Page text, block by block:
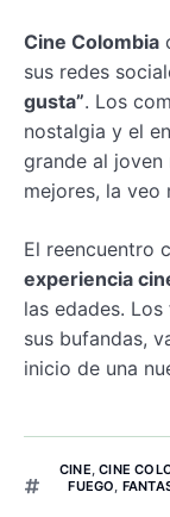
Cine Colombia
sus redes
gusta”. Los
nostalgia y el
grande al joven
mejores, la veo
El reencuentro
experiencia
las edades.
sus bufandas,
inicio de una
CINE,CINE
FUEGO,